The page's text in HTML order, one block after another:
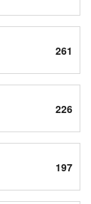
261
226
197